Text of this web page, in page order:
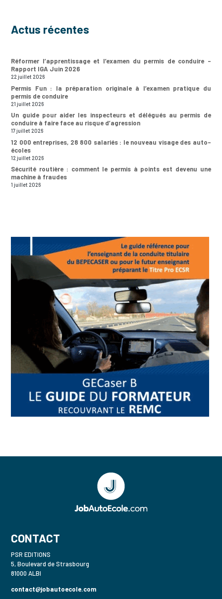
Actus récentes
Réformer l’apprentissage et l’examen du permis de conduire –
Rapport IGA Juin 2026
22 juillet 2026
Permis Fun : la préparation originale à l’examen pratique du
permis de conduire
21 juillet 2026
Un guide pour aider les inspecteurs et délégués au permis de
conduire à faire face au risque d’agression
17 juillet 2026
12 000 entreprises, 28 800 salariés : le nouveau visage des auto-
écoles
12 juillet 2026
Sécurité routière : comment le permis à points est devenu une
machine à fraudes
1 juillet 2026
CONTACT
PSR EDITIONS
5, Boulevard de Strasbourg
81000 ALBI
contact@jobautoecole.com